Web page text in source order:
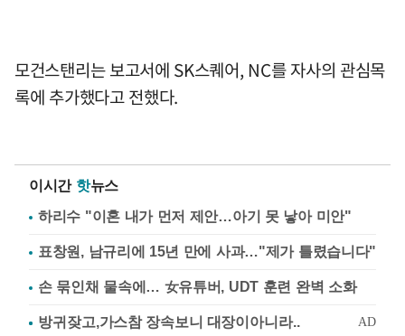
모건스탠리는 보고서에 SK스퀘어, NC를 자사의 관심목
록에 추가했다고 전했다.
이시간 핫뉴스
하리수 "이혼 내가 먼저 제안…아기 못 낳아 미안"
표창원, 남규리에 15년 만에 사과…"제가 틀렸습니다"
손 묶인채 물속에… 女유튜버, UDT 훈련 완벽 소화